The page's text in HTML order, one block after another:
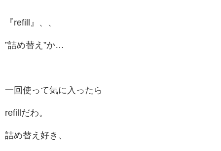
『refill』、、
”詰め替え”か…
一回使って気に入ったら
refillだわ。
詰め替え好き、